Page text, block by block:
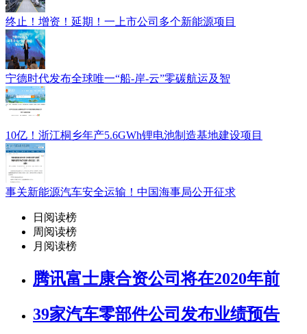
终止！增资！延期！一上市公司多个新能源项目
宁德时代发布全球唯一“船-岸-云”零碳航运及智
10亿！浙江桐乡年产5.6GWh锂电池制造基地建设项目
事关新能源汽车安全运输！中国海事局公开征求
日阅读榜
周阅读榜
月阅读榜
腾讯富士康合资公司将在2020年前
39家汽车零部件公司发布业绩预告